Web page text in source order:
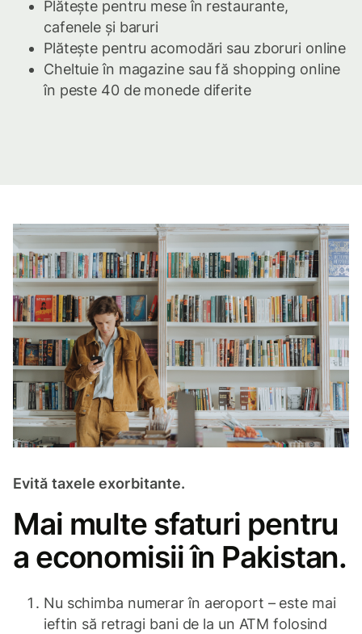
Plătește pentru mese în restaurante,
cafenele și baruri
Plătește pentru acomodări sau zboruri online
Cheltuie în magazine sau fă shopping online
în peste 40 de monede diferite
Mai multe sfaturi pentru
a economisii în Pakistan.
Evită taxele exorbitante.
Nu schimba numerar în aeroport – este mai
ieftin să retragi bani de la un ATM folosind